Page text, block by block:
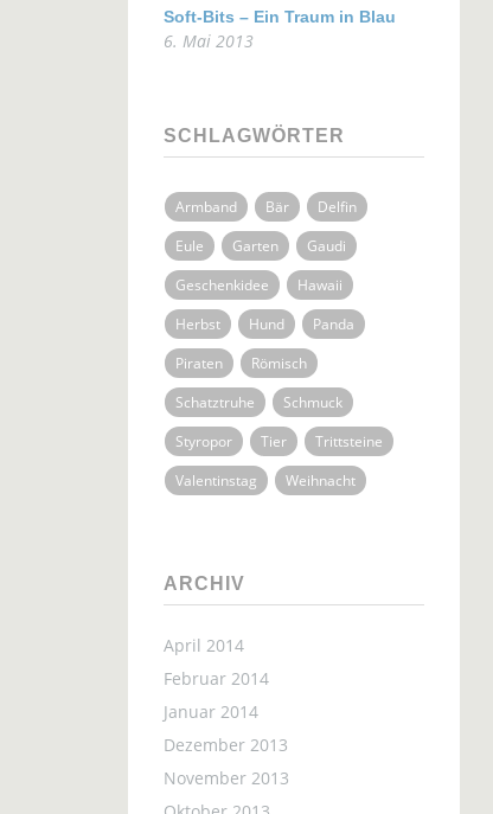
Soft-Bits – Ein Traum in Blau
6. Mai 2013
SCHLAGWÖRTER
Armband Bär
Delfin
Eule
Garten
Gaudi
Geschenkidee
Hawaii
Herbst
Hund
Panda
Piraten
Römisch
Schatztruhe
Schmuck
Styropor
Tier
Trittsteine
Valentinstag
Weihnacht
ARCHIV
April 2014
Februar 2014
Januar 2014
Dezember 2013
November 2013